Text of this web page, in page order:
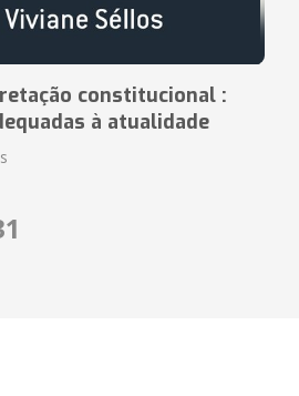
constitucional :
à atualidade